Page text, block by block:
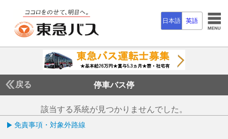
日本語 英語
戻る 停車バス停
該当する系統が見つかりませんでした。
免責事項・対象外路線